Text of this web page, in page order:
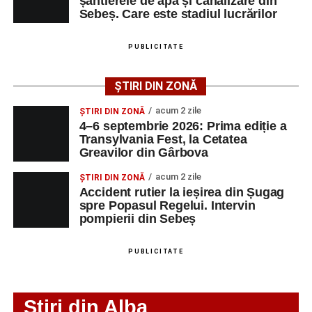
muncă disponibile în comuna Săsciori la data de 4
august 2026, precum și datele de contact ale
LMV
TELEFON/E-
Technology Srl
OPERATOR LA
MASINI-UNELTE
CU COMANDA
NUMERICA
1 0752826367
Sebeș. Care este stadiul lucrărilor
PUBLICITATE
ȘTIRI DIN ZONĂ
ȘTIRI DIN ZONĂ acum 2 zile
4–6 septembrie 2026: Prima ediție a
Transylvania Fest, la Cetatea
Greavilor din Gârbova
ȘTIRI DIN ZONĂ acum 2 zile
Accident rutier la ieșirea din Șugag
spre Popasul Regelui. Intervin
pompierii din Sebeș
PUBLICITATE
Stiri din Alba